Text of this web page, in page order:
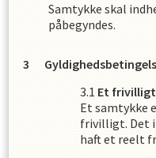
Samtykke skal
påbegyndes.
Et
Et samtykke
frivilligt. Det
haft et reelt